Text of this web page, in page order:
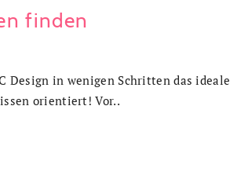
finden
Design in wenigen Schritten das ideale
orientiert! Vor..